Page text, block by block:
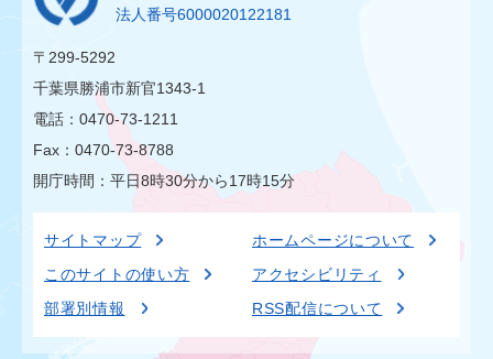
法人番号6000020122181
〒299-5292
千葉県勝浦市新官1343-1
電話：0470-73-1211
Fax：0470-73-8788
開庁時間：平日8時30分から17時15分
サイトマップ
ホームページについて
このサイトの使い方
アクセシビリティ
部署別情報
RSS配信について